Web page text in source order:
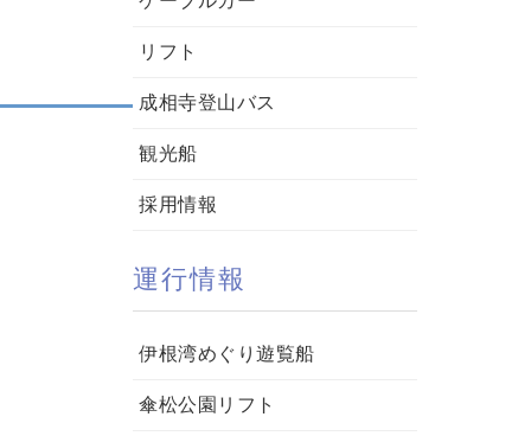
リフト
成相寺登山バス
観光船
採用情報
運行情報
伊根湾めぐり遊覧船
傘松公園リフト